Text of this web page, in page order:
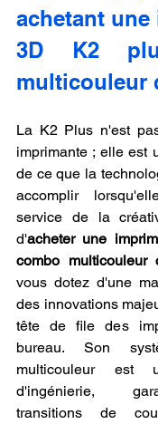
achetant
3D K2
multicouleur
La K2 Plus n'est
imprimante ; elle est
de ce que la
accomplir
service de la
d'acheter une
combo multicouleur
vous dotez d'une
des innovations
tête de file des
bureau. Son
multicouleur est
d'ingénierie,
transitions de